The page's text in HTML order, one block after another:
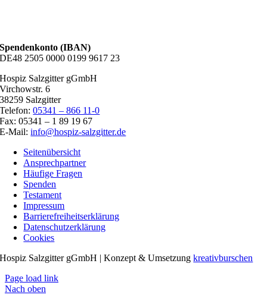
Spendenkonto (IBAN)
DE48 2505 0000 0199 9617 23
Hospiz Salzgitter gGmbH
Virchowstr. 6
38259 Salzgitter
Telefon:05341 – 866 11-0
Fax: 05341 – 1 89 19 67
E-Mail:info@hospiz-salzgitter.de
Seitenübersicht
Ansprechpartner
Häufige Fragen
Spenden
Testament
Impressum
Barrierefreiheitserklärung
Datenschutzerklärung
Cookies
Hospiz Salzgitter gGmbH | Konzept & Umsetzungkreativburschen
Page load link
Nach oben